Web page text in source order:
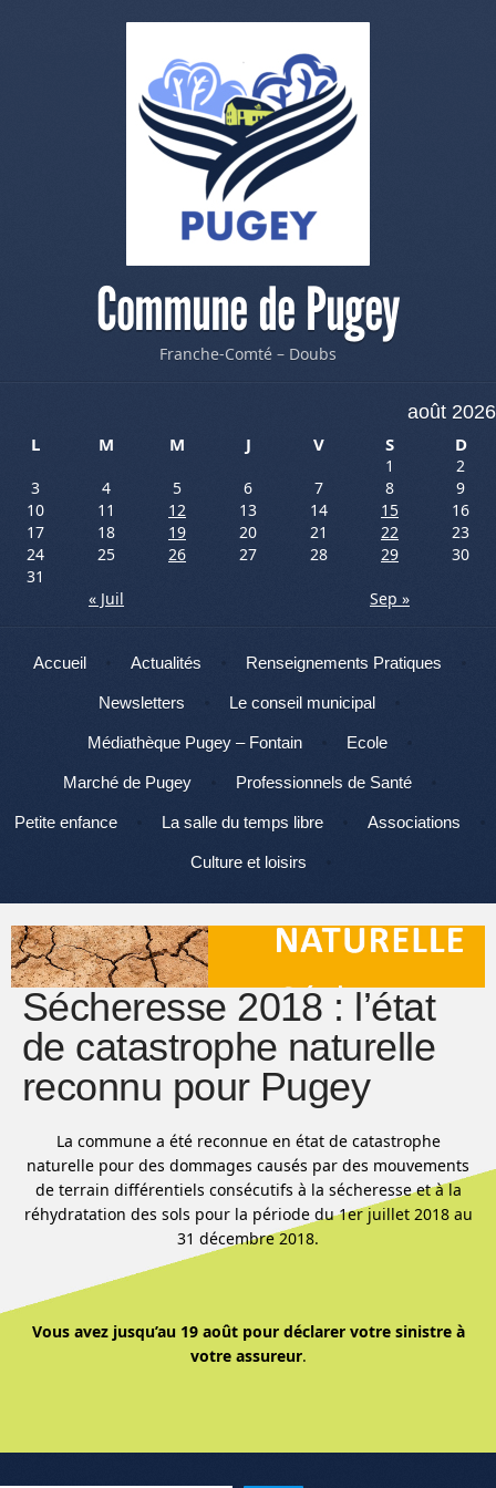
Commune de Pugey
Franche-Comté – Doubs
août 2026
L
M M J V S D
1
2
3
4 5 6 7 8
9
10
11 12 13 14 15
16
17
18 19 20 21 22
23
24
25 26 27 28 29
30
31
« Juil
Sep »
Menu
Aller au contenu
Accueil Actualités Renseignements Pratiques
Newsletters Le conseil municipal
Médiathèque Pugey – Fontain Ecole
Marché de Pugey Professionnels de Santé
Petite enfance La salle du temps libre Associations
Culture et loisirs
Sécheresse 2018 : l’état
de catastrophe naturelle
reconnu pour Pugey
La commune a été reconnue en état de catastrophe
naturelle pour des dommages causés par des mouvements
de terrain différentiels consécutifs à la sécheresse et à la
réhydratation des sols pour la période du 1er juillet 2018 au
31 décembre 2018.
Vous avez jusqu’au 19 août pour déclarer votre sinistre à
votre assureur.
Menu de l'article